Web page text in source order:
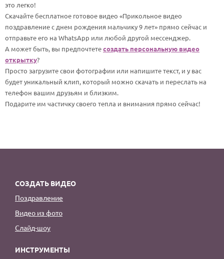
Все родственники
ПЕРСОНАЛЬНЫЕ
Пожелания
По именам
По годам
это легко!
Скачайте бесплатное готовое видео «Прикольное видео
поздравление с днем рождения мальчику 9 лет» прямо сейчас и
отправьте его на WhatsApp или любой другой мессенджер.
А может быть, вы предпочтетесоздать персональную видео
открытку?
Просто загрузите свои фотографии или напишите текст, и у вас
будет уникальный клип, который можно скачать и переслать на
телефон вашим друзьям и близким.
Подарите им частичку своего тепла и внимания прямо сейчас!
СОЗДАТЬ ВИДЕО
Поздравление
Видео из фото
Слайд-шоу
ИНСТРУМЕНТЫ